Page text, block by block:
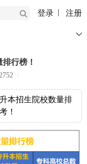
登录 注册
行榜！
本招生院校数量排
！